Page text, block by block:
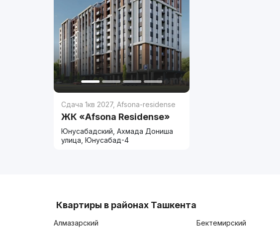
Сдача 1кв 2027,Afsona-residense
ЖК «Afsona Residense»
Юнусабадский, Ахмада Дониша
улица, Юнусабад-4
Квартиры в районах Ташкента
Алмазарский Бектемирский